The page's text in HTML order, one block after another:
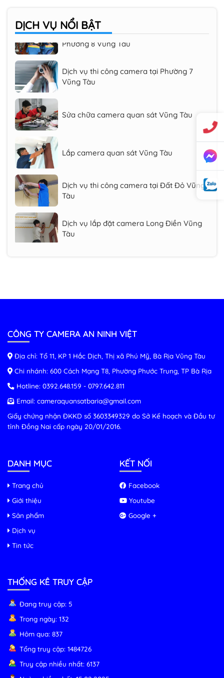
DỊCH VỤ NỔI BẬT
Phân phối thi công lắp đặt camera tại
Dịch vụ thi công camera tại Phường 7
Vũng Tàu
Sửa chữa camera quan sát Vũng Tàu
Lắp camera quan sát Vũng Tàu
Dịch vụ thi công camera tại Đất Đỏ Vũng
Tàu
Dịch vụ lắp đặt camera Long Điền Vũng
Tàu
Lắp đặt camera quan sát Châu Đức Vũng
Lắp đặt camera quan sát Phú Mỹ Vũng
Tàu
Đơn vị thi công lắp đặt trọn bộ camera
giá rẻ
Phường 8 Vũng Tàu
Dịch vụ thi công camera tại Đất Đỏ Vũng
Tàu
Dịch vụ lắp đặt camera Long Điền Vũng
CÔNG TY CAMERA AN NINH VIỆT
Địa chỉ: Tổ 11, KP 1 Hắc Dịch, Thị xã Phú Mỹ, Bà Rịa Vũng Tàu
Chi nhánh: 600 Cách Mạng T8, Phường Phước Trung, TP Bà Rịa
Hotline: 0392.648.159 - 0797.642.811
Email: cameraquansatbaria@gmail.com
Giấy chứng nhận ĐKKD số 3603349329 do Sở Kế hoạch và Đầu tư
tỉnh Đồng Nai cấp ngày 20/01/2016.
DANH MỤC
Trang chủ
Giới thiệu
Sản phẩm
Dịch vụ
Tin tức
KẾT NỐI
Facebook
Youtube
Google +
THỐNG KÊ TRUY CẬP
Đang truy cập: 5
Trong ngày: 132
Hôm qua: 837
Tổng truy cập: 1484726
Truy cập nhiều nhất: 6137